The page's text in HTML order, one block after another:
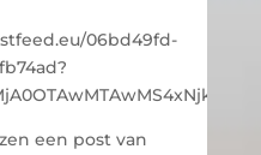
06bd49fd-
een post van